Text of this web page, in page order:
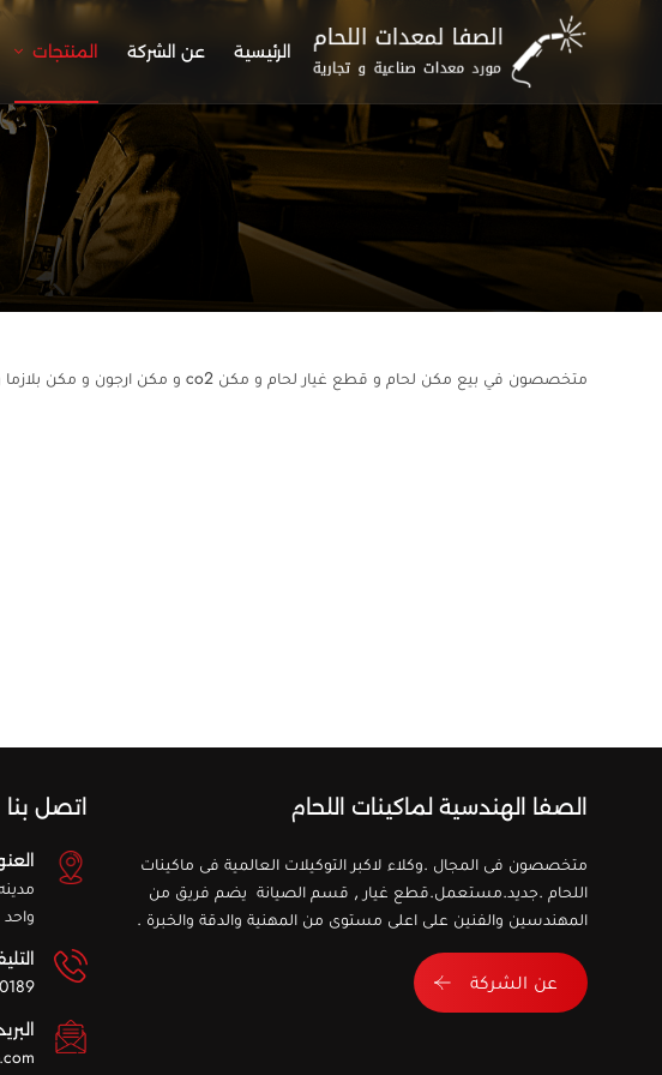
الرئيسية عن الشركة المنتجات
متخصصون في بيع مكن لحام و قطع غيار لحام و مكن co2 و مكن ارجون و مكن بلازما و صيانة مكن لحام
الصفا الهندسية لماكينات اللحام
متخصصون فى المجال .وكلاء لاكبر التوكيلات العالمية فى ماكينات
اللحام .جديد.مستعمل.قطع غيار , قسم الصيانة يضم فريق من
المهندسين والفنين على اعلى مستوى من المهنية والدقة والخبرة .
عن الشركة
اتصل بنا
واحد
01004993983